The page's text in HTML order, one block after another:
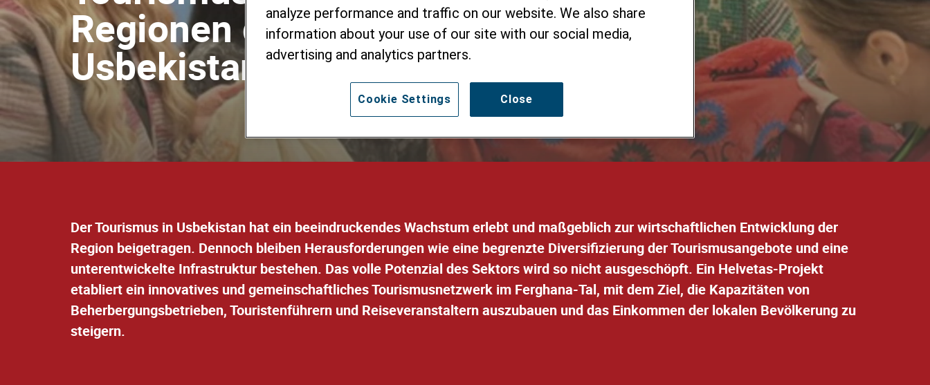
Regionen des Ferghanatals,
Usbekistan
Der Tourismus in Usbekistan hat ein beeindruckendes Wachstum erlebt und maßgeblich zur wirtschaftlichen Entwicklung der
Region beigetragen. Dennoch bleiben Herausforderungen wie eine begrenzte Diversifizierung der Tourismusangebote und eine
unterentwickelte Infrastruktur bestehen. Das volle Potenzial des Sektors wird so nicht ausgeschöpft. Ein Helvetas-Projekt
etabliert ein innovatives und gemeinschaftliches Tourismusnetzwerk im Ferghana-Tal, mit dem Ziel, die Kapazitäten von
Beherbergungsbetrieben, Touristenführern und Reiseveranstaltern auszubauen und das Einkommen der lokalen Bevölkerung zu
steigern.
analyze performance and traffic on our website. We also share
information about your use of our site with our social media,
advertising and analytics partners.
Close
Cookie Settings